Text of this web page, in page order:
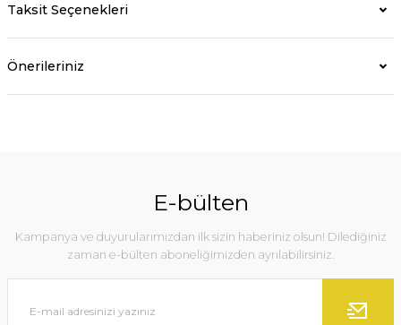
Taksit Seçenekleri
Önerileriniz
E-bülten
Kampanya ve duyurularımızdan ilk sizin haberiniz olsun! Dilediğiniz
zaman e-bülten aboneliğimizden ayrılabilirsiniz.